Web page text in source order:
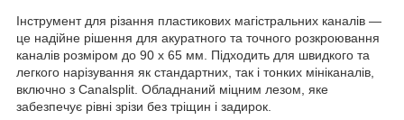
Інструмент для різання пластикових магістральних каналів —
це надійне рішення для акуратного та точного розкроювання
каналів розміром до 90 х 65 мм. Підходить для швидкого та
легкого нарізування як стандартних, так і тонких мініканалів,
включно з Canalsplit. Обладнаний міцним лезом, яке
забезпечує рівні зрізи без тріщин і задирок.